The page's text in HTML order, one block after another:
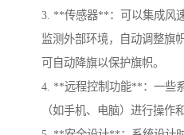
3. **传感器**：可以集成风
监测外部环境，自动调整旗
可自动降旗以保护旗帜。
4. **远程控制功能**：一些
（如手机、电脑）进行操作